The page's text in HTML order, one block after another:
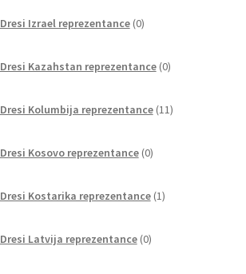
Dresi Izrael reprezentance 0izdelkov
Dresi Kazahstan reprezentance 0izdelkov
Dresi Kolumbija reprezentance 11izdelkov
Dresi Kosovo reprezentance 0izdelkov
Dresi Kostarika reprezentance 1izdelek
Dresi Latvija reprezentance 0izdelkov